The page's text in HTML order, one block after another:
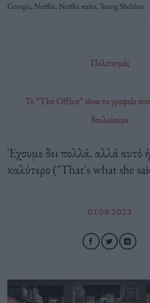
Georgia, Netflix, Netflix series,Young Sheldon
Πολιτισμός
Το “The Office” είναι το γραφείο
δουλεύουμε
Έχουμε δει πολλά, αλλά αυτό
καλύτερο ("That's what she
07.09.2023